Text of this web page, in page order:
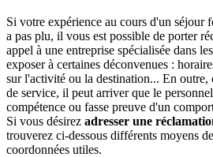
Si votre expérience au cours d'un séjour
a pas plu, il vous est possible de porter
appel à une entreprise spécialisée dans
exposer à certaines déconvenues :
sur l'activité ou la destination... En
de service, il peut arriver que le
compétence ou fasse preuve d'un
Si vous désirez adresser une
trouverez ci-dessous différents moyens
coordonnées utiles.